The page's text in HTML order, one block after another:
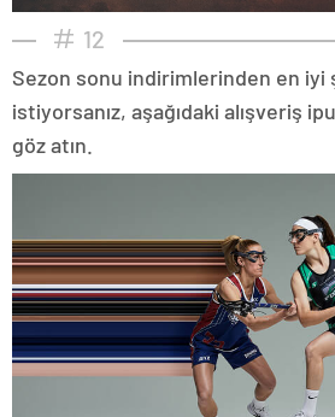
12
Sezon sonu indirimlerinden en iyi
istiyorsanız, aşağıdaki alışveriş
göz atın.